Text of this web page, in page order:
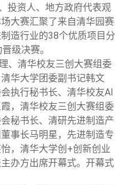
投资人、地方政府代表观
大赛汇聚了来自清华园赛
造行业的38个优质项目分
级决赛。
、清华校友三创大赛组委
华大学团委副书记韩文
执行秘书长、清华校友AI
，清华校友三创大赛组委
秘书长、清研先进制造产
事长马明星，先进制造专
，清华大学创+创新创业
办方出席开幕式。开幕式